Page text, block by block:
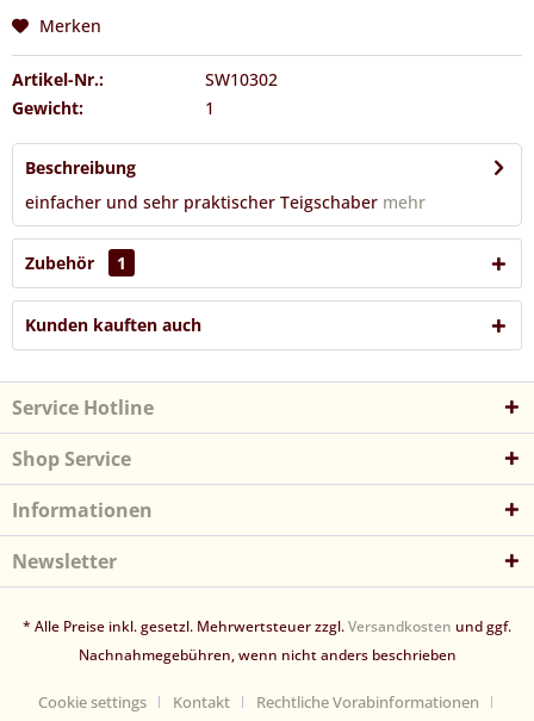
Merken
Artikel-Nr.:
SW10302
Gewicht:
1
Beschreibung
einfacher und sehr praktischer Teigschaber mehr
Zubehör 1
Kunden kauften auch
Service Hotline
Shop Service
Informationen
Newsletter
* Alle Preise inkl. gesetzl. Mehrwertsteuer zzgl.Versandkosten und ggf.
Nachnahmegebühren, wenn nicht anders beschrieben
Cookie settings Kontakt Rechtliche Vorabinformationen